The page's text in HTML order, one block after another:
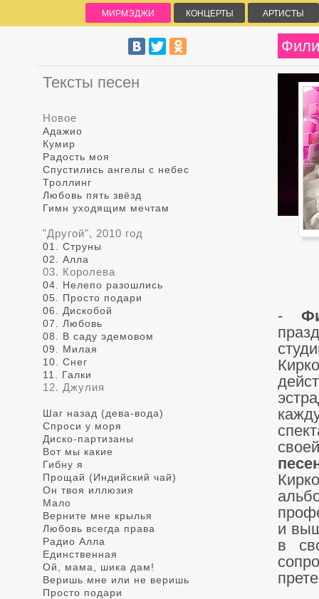
-
и
в
Тексты песен
Новое
Адажио
Кумир
Радость моя
Спустились ангелы с небес
Троллинг
Любовь пять звёзд
Гимн уходящим мечтам
"Другой", 2010 год
01. Струны
02. Алла
03. Королева
04. Нелепо разошлись
05. Просто подари
06. Дискобой
07. Любовь
08. В саду эдемовом
09. Милая
10. Снег
11. Галки
12. Джулия
Шаг назад (дева-вода)
Спроси у моря
Диско-партизаны
Вот мы какие
Гибну я
Прощай (Индийский чай)
Он твоя иллюзия
Мало
Верните мне крылья
Любовь всегда права
Радио Алла
Единственная
Ой, мама, шика дам!
Веришь мне или не веришь
Просто подари
МИРМЭДЖИ КОНЦЕРТЫ АРТИСТЫ